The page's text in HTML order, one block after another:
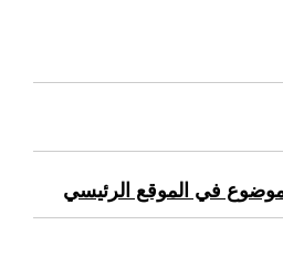
في الموقع الرئيسي